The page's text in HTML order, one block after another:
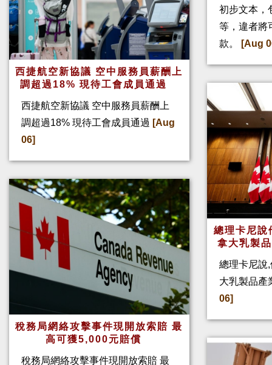
西捷航空新協議 空中服務員薪酬上
調超過18% 現待工會成員通過
西捷航空新協議 空中服務員薪酬上
調超過18% 現待工會成員通過 [Aug
06]
稅務局網絡攻擊事件現開放索賠 最
高可獲5,000元賠償
稅務局網絡攻擊事件現開放索賠 最
初步文本，
等，違者將
款。
[Aug
總理卡尼
拿大乳製
總理卡尼說
大乳製品產
06]